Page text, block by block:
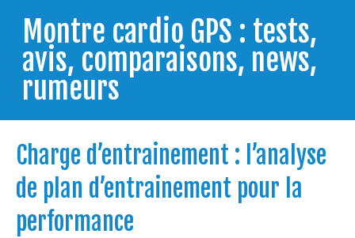
contentMontre cardio GPS : tests,
avis, comparaisons, news,
rumeurs
trouver celle qui répondra à vos besoins et
comprendre comment bien l'utiliser.
Charge d’entrainement : l’analyse
de plan d’entrainement pour la
performance